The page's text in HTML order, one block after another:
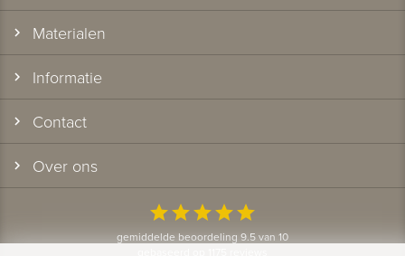
Materialen
Informatie
Contact
Over ons
starstarstarstarstar
gemiddelde beoordeling 9.5 van 10